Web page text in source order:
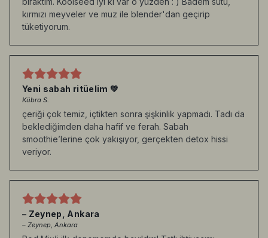
kırmızı meyveler ve muz ile blender'dan geçirip
tüketiyorum.
Yeni sabah ritüelim 💚
Kübra S.
çeriği çok temiz, içtikten sonra şişkinlik yapmadı. Tadı da
beklediğimden daha hafif ve ferah. Sabah
smoothie’lerine çok yakışıyor, gerçekten detox hissi
veriyor.
– Zeynep, Ankara
– Zeynep, Ankara